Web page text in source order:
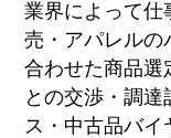
業界によって仕
売・アパレルの
合わせた商品選
との交渉・調
ス・中古品バ